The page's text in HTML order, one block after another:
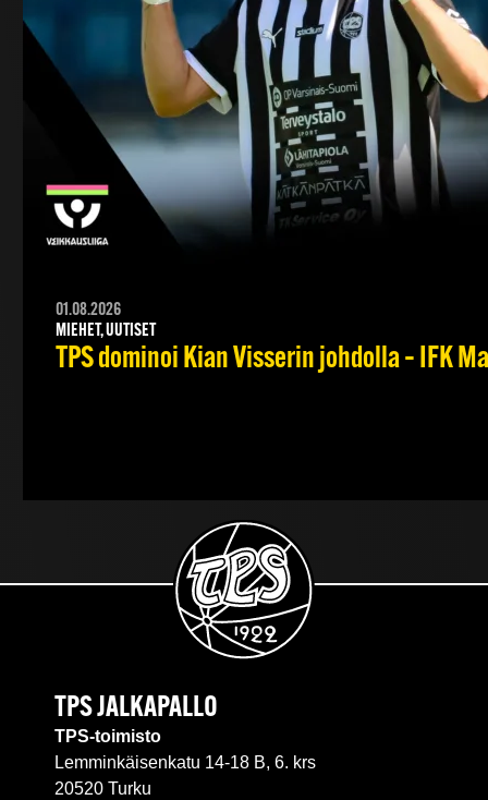
01.08.2026
MIEHET, UUTISET
TPS dominoi Kian Visserin johdolla – IFK
TPS JALKAPALLO
TPS-toimisto
Lemminkäisenkatu 14-18 B, 6. krs
20520 Turku